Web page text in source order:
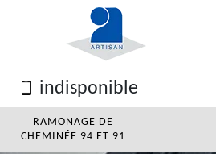
indisponible
RAMONAGE DE
CHEMINÉE 94 ET 91